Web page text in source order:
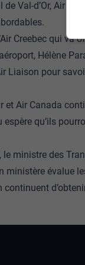
de Val-d’Or, Air
Creebec qui va
Hélène
Liaison pour
et Air Canada
espère qu’ils
le ministre des
ministère évalue
continuent